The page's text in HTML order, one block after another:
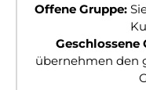
Offene Gruppe:
Geschlossene
übernehmen den